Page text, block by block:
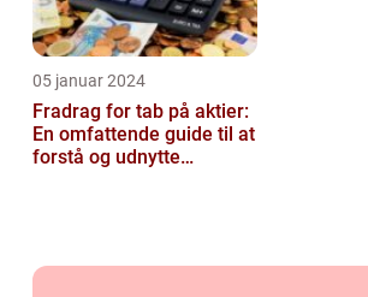
05 januar 2024
Fradrag for tab på aktier:
En omfattende guide til at
forstå og udnytte